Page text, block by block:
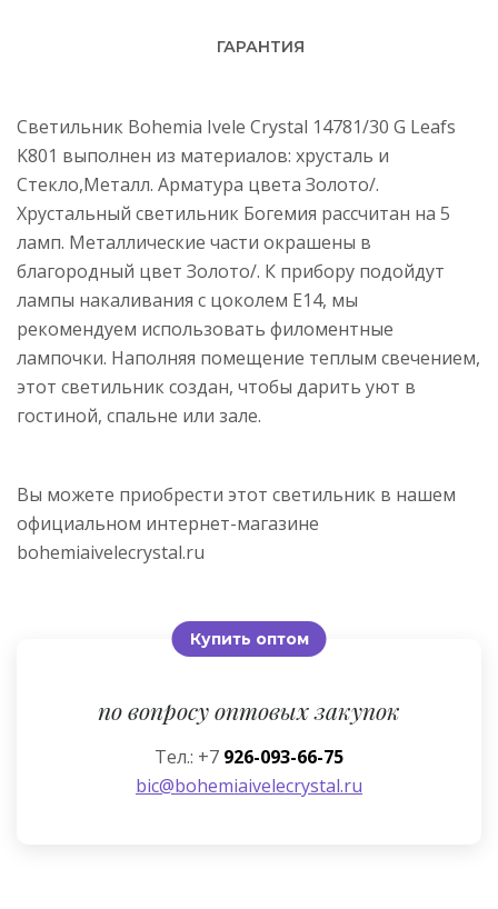
ГАРАНТИЯ
Светильник Bohemia Ivele Crystal 14781/30 G Leafs
K801 выполнен из материалов: хрусталь и
Стекло,Металл. Арматура цвета Золото/.
Хрустальный светильник Богемия рассчитан на 5
ламп. Металлические части окрашены в
благородный цвет Золото/. К прибору подойдут
лампы накаливания с цоколем E14, мы
рекомендуем использовать филоментные
лампочки. Наполняя помещение теплым свечением,
этот светильник создан, чтобы дарить уют в
гостиной, спальне или зале.
Вы можете приобрести этот светильник в нашем
официальном интернет-магазине
bohemiaivelecrystal.ru
Купить оптом
по вопросу оптовых закупок
Тел.: +7 926-093-66-75
bic@bohemiaivelecrystal.ru